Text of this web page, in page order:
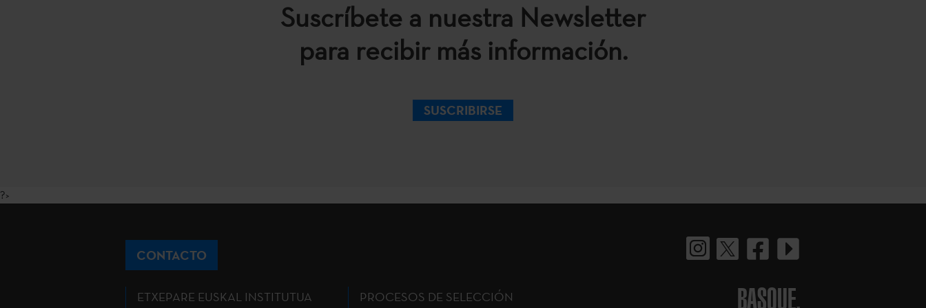
Suscríbete a nuestra Newsletter
para recibir más información.
SUSCRIBIRSE
?>
CONTACTO
ETXEPARE EUSKAL INSTITUTUA PROCESOS DE SELECCIÓN BASQUE.